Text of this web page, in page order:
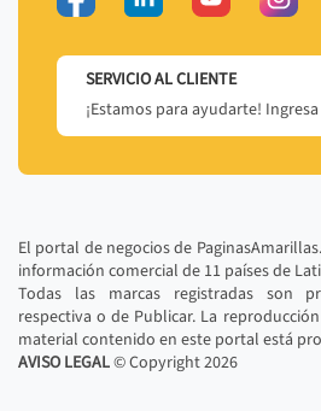
SERVICIO AL CLIENTE
¡Estamos para ayudarte! Ingresa
El portal de negocios de
información comercial de 11 países de
Todas las marcas registradas son
respectiva o de Publicar. La
material contenido en este portal está
AVISO LEGAL© Copyright2026